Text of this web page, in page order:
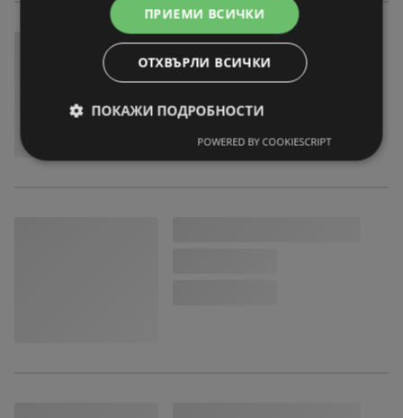
ПРИЕМИ ВСИЧКИ
ОТХВЪРЛИ ВСИЧКИ
ПОКАЖИ ПОДРОБНОСТИ
POWERED BY COOKIESCRIPT